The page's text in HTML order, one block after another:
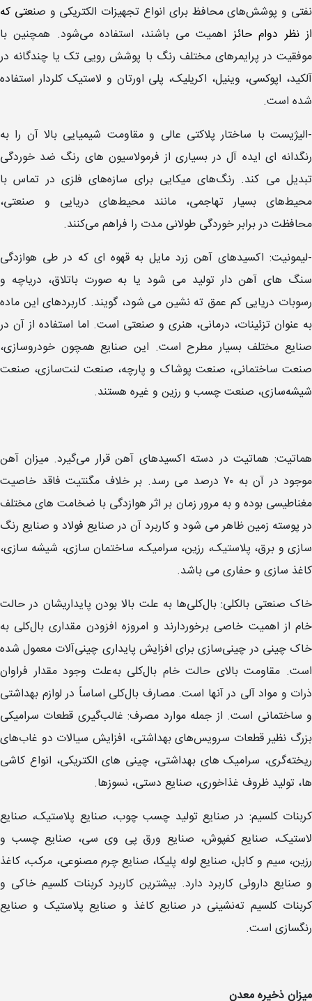
نفتی و پوشش‌های محافظ برای انواع تجهیزات الکتریکی و صنعتی که
از نظر دوام حائز اهمیت می باشند، استفاده می‌شود. همچنین با
موفقیت در پرایمرهای مختلف رنگ با پوشش رویی تک یا چندگانه در
آلکید، اپوکسی، وینیل، اکریلیک، پلی اورتان و لاستیک کلردار استفاده
شده است.
-الیژیست با ساختار پلاکتی عالی و مقاومت شیمیایی بالا آن را به
رنگدانه ای ایده آل در بسیاری از فرمولاسیون های رنگ ضد خوردگی
تبدیل می کند. رنگ‌های میکایی برای سازه‌های فلزی در تماس با
محیط‌های بسیار تهاجمی، مانند محیط‌های دریایی و صنعتی،
محافظت در برابر خوردگی طولانی مدت را فراهم می‌کنند.
-لیمونیت: اکسیدهای آهن زرد مایل به قهوه ای که در طی هوازدگی
سنگ های آهن دار تولید می شود یا به صورت باتلاق، دریاچه و
رسوبات دریایی کم عمق ته نشین می شود، گویند. کاربردهای این ماده
به عنوان تزئینات، درمانی، هنری و صنعتی است. اما استفاده از آن در
صنایع مختلف بسیار مطرح است. این صنایع همچون خودروسازی،
صنعت ساختمانی، صنعت پوشاک و پارچه، صنعت لنت‌سازی، صنعت
شیشه‌سازی، صنعت چسب و رزین و غیره هستند.
هماتیت: هماتیت در دسته اکسیدهای آهن قرار می‌گیرد. میزان آهن
موجود در آن به ۷۰ درصد می رسد. بر خلاف مگنتیت فاقد خاصیت
مغناطیسی بوده و به مرور زمان بر اثر هوازدگی با ضخامت های مختلف
در پوسته زمین ظاهر می شود و کاربرد آن در صنایع فولاد و صنایع رنگ
سازی و برق، پلاستیک، رزین، سرامیک، ساختمان سازی، شیشه سازی،
کاغذ سازی و حفاری می باشد.
خاک صنعتی بالکلی: بال‌کلی‌ها به ‌علت بالا بودن پایداریشان در حالت
خام از اهمیت خاصی برخوردارند و امروزه افزودن مقداری بال‌کلی به
خاک چینی در چینی‌سازی برای افزایش پایداری چینی‌آلات معمول شده
است. مقاومت بالای حالت خام بال‌کلی به‌علت وجود مقدار فراوان
ذرات و مواد آلی در آنها است. مصارف بال‌کلی اساساً در لوازم بهداشتی
و ساختمانی است. از جمله موارد مصرف: غالب‌گیری قطعات سرامیکی
بزرگ نظیر قطعات سرویس‌های بهداشتی، افزایش سیالات دو غاب‌های
ریخته‌گری، سرامیک های بهداشتی، چینی های الکتریکی، انواع کاشی
ها، تولید ظروف غذاخوری، صنایع دستی، نسوزها.
کربنات کلسیم: در صنایع تولید چسب چوب، صنایع پلاستیک، صنایع
لاستیک، صنایع کفپوش، صنایع ورق پی وی سی، صنایع چسب و
رزین، سیم و کابل، صنایع لوله پلیکا، صنایع چرم مصنوعی، مرکب، کاغذ
و صنایع داروئی کاربرد دارد. بیشترین کاربرد کربنات کلسیم خاکی و
کربنات کلسیم ته‌نشینی در صنایع کاغذ و صنایع پلاستیک و صنایع
رنگسازی است.
میزان ذخیره معدن